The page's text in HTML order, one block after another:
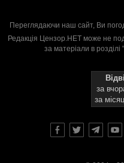
Переглядаючи наш сайт, Ви
Редакція Цензор.НЕТ може не
за матеріали в розділі
за
за